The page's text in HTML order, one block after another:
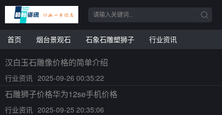
首页 烟台景观石 石象石雕塑狮子 行业资讯
汉白玉石雕像价格的简单介绍
行业资讯 2025-09-26 00:35:22
石雕狮子价格华为12se手机价格
行业资讯 2025-09-25 20:35:06